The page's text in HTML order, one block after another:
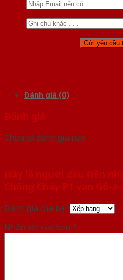
Đánh giá (0)
Đánh giá
Chưa có đánh giá nào.
Hãy là người đầu tiên
Chống Cháy P1 van Gỗ-a-
Đánh giá của bạn
Nhận xét của bạn *